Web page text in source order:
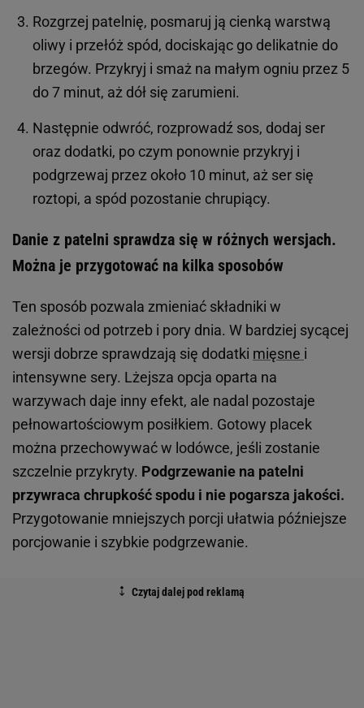
Rozgrzej patelnię, posmaruj ją cienką warstwą
oliwy i przełóż spód, dociskając go delikatnie do
brzegów. Przykryj i smaż na małym ogniu przez 5
do 7 minut, aż dół się zarumieni.
Następnie odwróć, rozprowadź sos, dodaj ser
oraz dodatki, po czym ponownie przykryj i
podgrzewaj przez około 10 minut, aż ser się
roztopi, a spód pozostanie chrupiący.
Danie z patelni sprawdza się w różnych wersjach.
Można je przygotować na kilka sposobów
Ten sposób pozwala zmieniać składniki w
zależności od potrzeb i pory dnia. W bardziej sycącej
wersji dobrze sprawdzają się dodatki mięsne i
intensywne sery. Lżejsza opcja oparta na
warzywach daje inny efekt, ale nadal pozostaje
pełnowartościowym posiłkiem. Gotowy placek
można przechowywać w lodówce, jeśli zostanie
szczelnie przykryty. Podgrzewanie na patelni
przywraca chrupkość spodu i nie pogarsza jakości.
Przygotowanie mniejszych porcji ułatwia późniejsze
porcjowanie i szybkie podgrzewanie.